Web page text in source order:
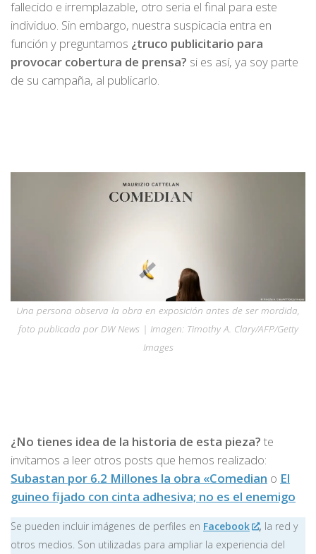
fallecido e irremplazable, otro seria el final para este
individuo. Sin embargo, nuestra suspicacia entra en
función y preguntamos ¿truco publicitario para
provocar cobertura de prensa? si es así, ya soy parte
de su campaña, al publicarlo.
Una persona observa la obra en exposición antes de ser mordida,
foto publicada por DW News | Imagen: Timothy A. Clary/AFP/Getty
Images
¿No tienes idea de la historia de esta pieza? te
invitamos a leer otros posts que hemos realizado:
Subastan por 6.2 Millones la obra «Comedian o El
guineo fijado con cinta adhesiva; no es el enemigo
Se pueden incluir imágenes de perfiles en Facebook , la red y
otros medios. Son utilizadas para ampliar la experiencia del